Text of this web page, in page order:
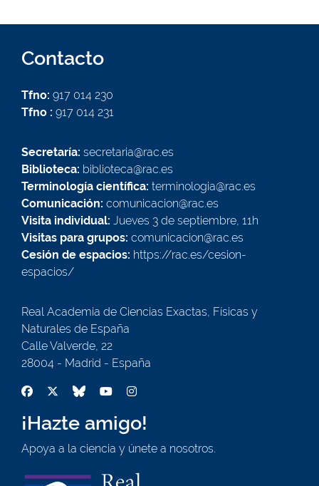
Contacto
Tfno: 917 014 230
Tfno : 917 014 231
Secretaría: secretaria@rac.es
Biblioteca: biblioteca@rac.es
Terminología científica: terminologia@rac.es
Comunicación: comunicacion@rac.es
Visita individual: Jueves 3 de septiembre, 11h
Visitas para grupos: comunicacion@rac.es
Cesión de espacios: https://rac.es/cesion-
espacios/
Real Academia de Ciencias Exactas, Físicas y
Naturales de España
Calle Valverde, 22
28004 - Madrid - España
¡Hazte amigo!
Apoya a la ciencia y únete a nosotros.